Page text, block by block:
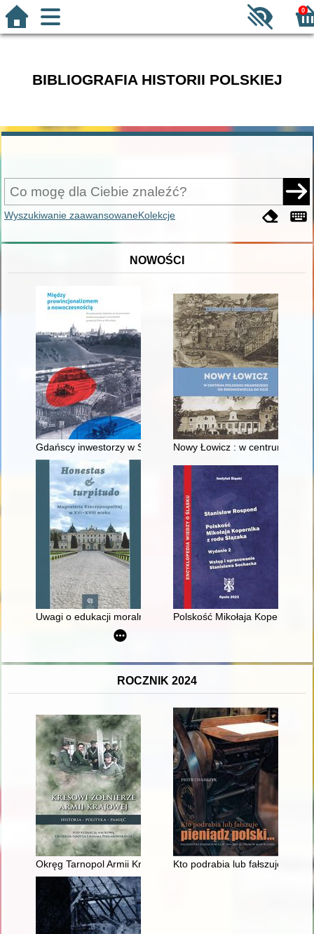
0
BIBLIOGRAFIA HISTORII POLSKIEJ
Wyszukiwanie zaawansowaneKolekcje
NOWOŚCI
Gdańscy inwestorzy w Sopocie : prestiż finansowy i
Nowy Łowicz : w centrum
Uwagi o edukacji moralnej synów szlacheckich w XVI-
Polskość Mikołaja Kopernika z
ROCZNIK 2024
Okręg Tarnopol Armii Krajowej Kto podrabia lub fałszuje